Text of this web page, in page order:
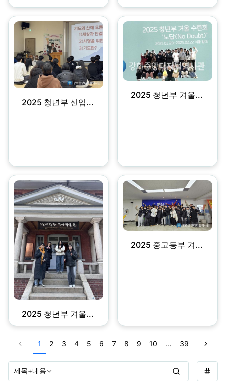
2025 청년부 신입...
2025 청년부 겨울...
2025 청년부 겨울...
2025 중고등부 겨...
1 2 3 4 5 6 7 8 9 10 ... 39